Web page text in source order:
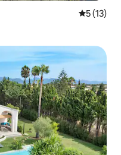
5 (13)